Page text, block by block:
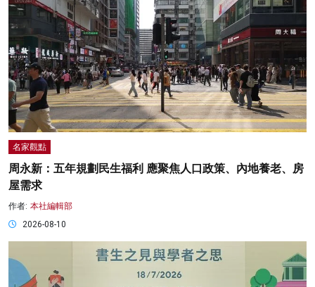
名家觀點
周永新：五年規劃民生福利 應聚焦人口政策、內地養老、房
屋需求
作者: 本社編輯部
2026-08-10